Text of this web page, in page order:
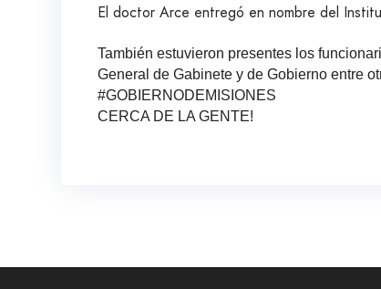
El doctor Arce entregó en nombre del
También estuvieron presentes los
General de Gabinete y de Gobierno entre
#GOBIERNODEMISIONES
CERCA DE LA GENTE!